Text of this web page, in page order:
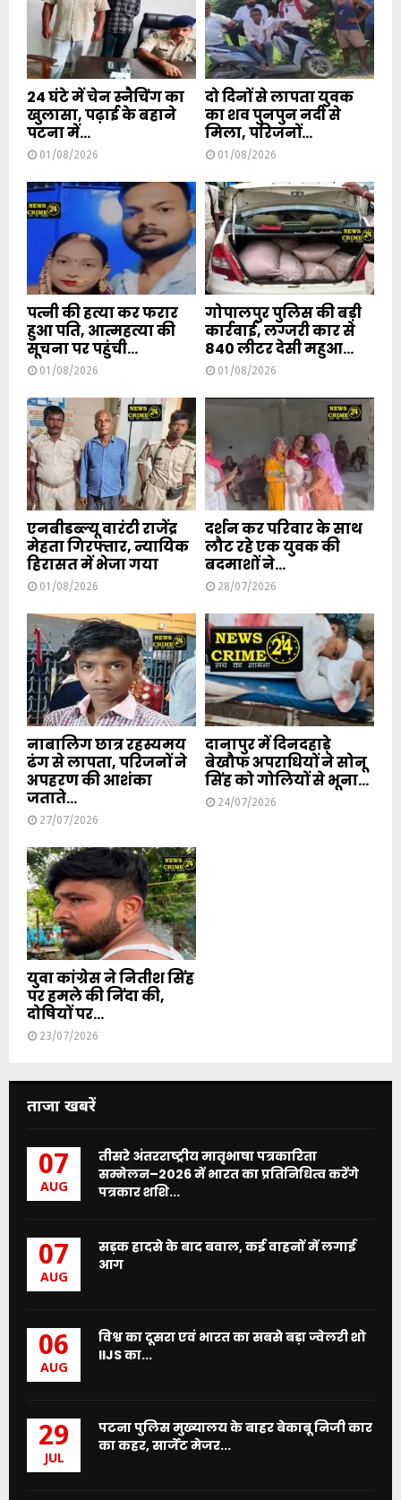
24 घंटे में चेन स्नैचिंग का
खुलासा, पढ़ाई के बहाने
पटना में...
01/08/2026
दो दिनों से लापता युवक
का शव पुनपुन नदी से
मिला, परिजनों...
01/08/2026
पत्नी की हत्या कर फरार
हुआ पति, आत्महत्या की
सूचना पर पहुंची...
01/08/2026
गोपालपुर पुलिस की बड़ी
कार्रवाई, लग्जरी कार से
840 लीटर देसी महुआ...
01/08/2026
एनबीडब्ल्यू वारंटी राजेंद्र
मेहता गिरफ्तार, न्यायिक
हिरासत में भेजा गया
01/08/2026
दर्शन कर परिवार के साथ
लौट रहे एक युवक की
बदमाशों ने...
28/07/2026
नाबालिग छात्र रहस्यमय
ढंग से लापता, परिजनों ने
अपहरण की आशंका
जताते...
27/07/2026
दानापुर में दिनदहाड़े
बेखौफ अपराधियों ने सोनू
सिंह को गोलियों से भूना...
24/07/2026
युवा कांग्रेस ने नितीश सिंह
पर हमले की निंदा की,
दोषियों पर...
23/07/2026
ताजा खबरें
07
AUG
तीसरे अंतरराष्ट्रीय मातृभाषा पत्रकारिता
सम्मेलन–2026 में भारत का प्रतिनिधित्व करेंगे
पत्रकार शशि...
07
AUG
सड़क हादसे के बाद बवाल, कई वाहनों में लगाई
आग
06
AUG
विश्व का दूसरा एवं भारत का सबसे बड़ा ज्वेलरी शो
IIJS का...
29
JUL
पटना पुलिस मुख्यालय के बाहर बेकाबू निजी कार
का कहर, सार्जेंट मेजर...